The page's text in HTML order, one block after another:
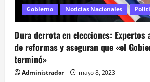
mete
entre
los
Gobierno Noticias Nacionales
Dura derrota en elecciones: Expertos
de reformas y aseguran que «el
terminó»
Administrador mayo 8, 2023